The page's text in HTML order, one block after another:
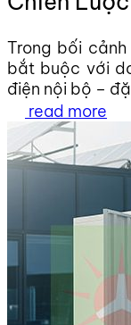
Trong bối
bắt buộc với
điện nội bộ –
read more